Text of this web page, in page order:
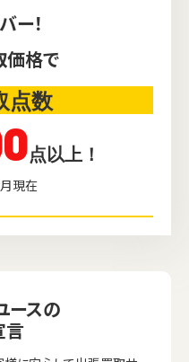
ー！
価格で
点数
点以上！
現在
ースの
言